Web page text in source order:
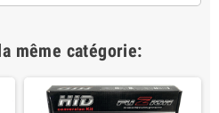
même catégorie: